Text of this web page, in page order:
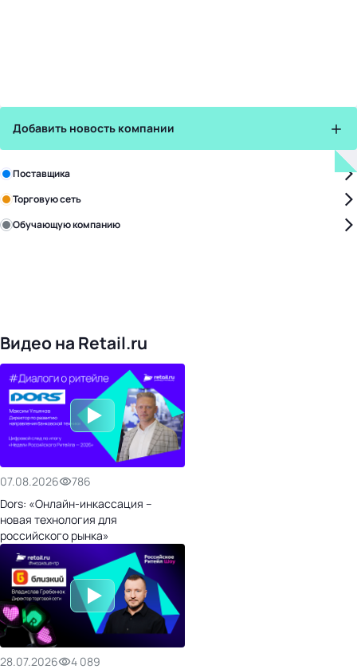
Добавить новость компании
Зарегистрируйте в бизнес-центре:
Поставщика
Торговую сеть
Обучающую компанию
Видео на Retail.ru
07.08.2026
786
Dors: «Онлайн-инкассация –
новая технология для
российского рынка»
28.07.2026 4 089